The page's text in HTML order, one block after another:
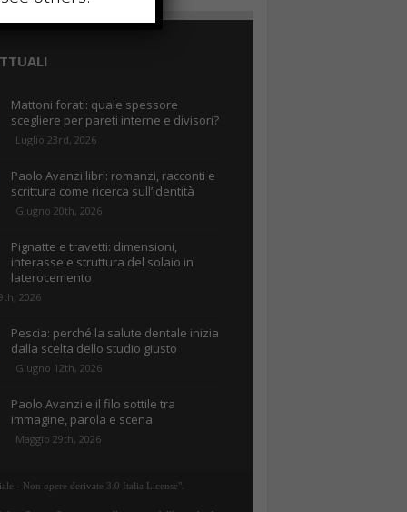
Mattoni forati: quale spessore
scegliere per pareti interne e divisori?
Luglio 23rd, 2026
Paolo Avanzi libri: romanzi, racconti e
scrittura come ricerca sull’identità
Giugno 20th, 2026
Pignatte e travetti: dimensioni,
interasse e struttura del solaio in
laterocemento
2026
Pescia: perché la salute dentale inizia
dalla scelta dello studio giusto
Giugno 12th, 2026
Paolo Avanzi e il filo sottile tra
immagine, parola e scena
Maggio 29th, 2026
- Non opere derivate 3.0 Italia License".